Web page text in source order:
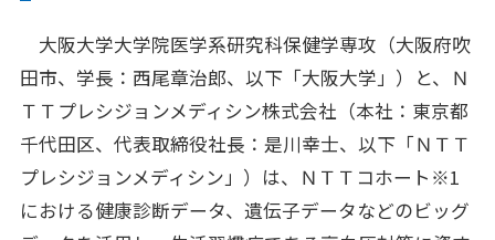
お問い合わせ
大阪大学大学院医学系研究科保健学専攻（大阪府吹
田市、学長：西尾章治郎、以下「大阪大学」）と、Ｎ
ＴＴプレシジョンメディシン株式会社（本社：東京都
千代田区、代表取締役社長：是川幸士、以下「ＮＴＴ
プレシジョンメディシン」）は、ＮＴＴコホート※1
における健康診断データ、遺伝子データなどのビッグ